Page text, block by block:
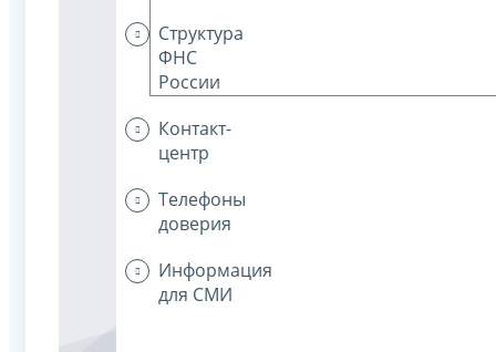
Структура
ФНС
России
Контакт-
центр
Телефоны
доверия
Информация
для СМИ